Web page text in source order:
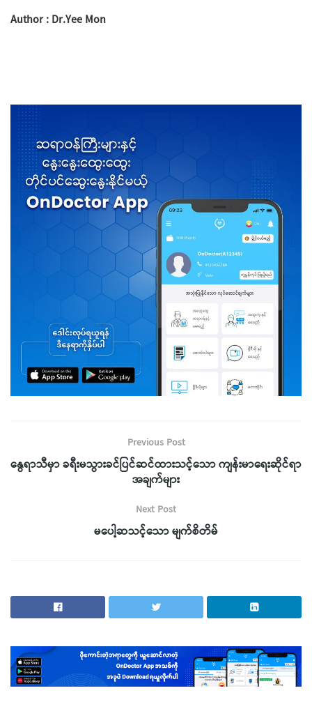
Author : Dr.Yee Mon
Previous Post
နွေရာသီမှာ ခရီးမသွားခင်ပြင်ဆင်ထားသင့်သော ကျန်းမာရေးဆိုင်ရာ
အချက်များ
Next Post
မပေါ့ဆသင့်သော မျက်စိတိမ်